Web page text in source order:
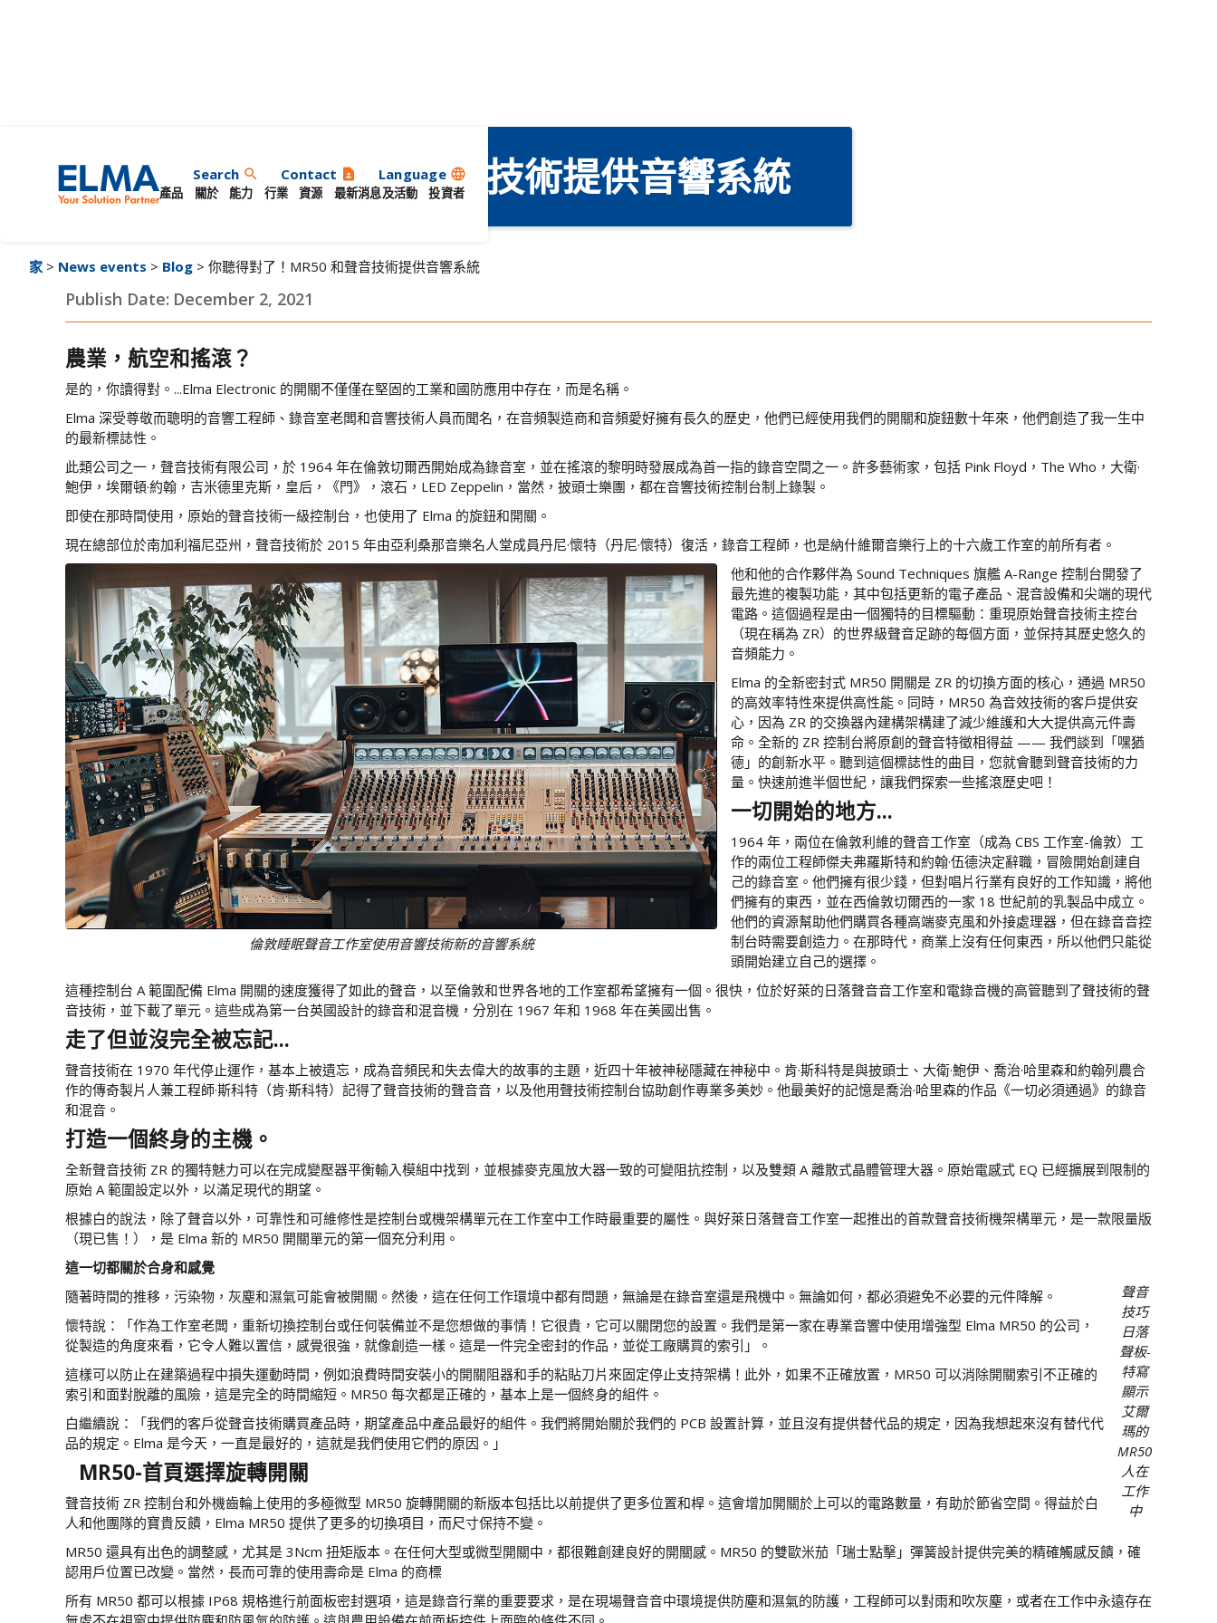
Search search Contact contact_page Language language
產品
關於 能力 行業 資源 最新消息及活動 投資者
你聽得對了！MR50 和聲音技術提供音響系統
家 > News events > Blog > 你聽得對了！MR50 和聲音技術提供音響系統
Publish Date: December 2, 2021
農業，航空和搖滾？
是的，你讀得對。...Elma Electronic 的開關不僅僅在堅固的工業和國防應用中存在，而是名稱。
Elma 深受尊敬而聰明的音響工程師、錄音室老闆和音響技術人員而聞名，在音頻製造商和音頻愛好擁有長久的歷史，他們已經使用我們的開關和旋鈕數十年來，他們創造了我一生中
的最新標誌性。
此類公司之一，聲音技術有限公司，於 1964 年在倫敦切爾西開始成為錄音室，並在搖滾的黎明時發展成為首一指的錄音空間之一。許多藝術家，包括 Pink Floyd，The Who，大衛·
鮑伊，埃爾頓·約翰，吉米德里克斯，皇后，《門》，滾石，LED Zeppelin，當然，披頭士樂團，都在音響技術控制台制上錄製。
即使在那時間使用，原始的聲音技術一級控制台，也使用了 Elma 的旋鈕和開關。
現在總部位於南加利福尼亞州，聲音技術於 2015 年由亞利桑那音樂名人堂成員丹尼·懷特（丹尼·懷特）復活，錄音工程師，也是納什維爾音樂行上的十六歲工作室的前所有者。
倫敦睡眠聲音工作室使用音響技術新的音響系統
他和他的合作夥伴為 Sound Techniques 旗艦 A-Range 控制台開發了
最先進的複製功能，其中包括更新的電子產品、混音設備和尖端的現代
電路。這個過程是由一個獨特的目標驅動：重現原始聲音技術主控台
（現在稱為 ZR）的世界級聲音足跡的每個方面，並保持其歷史悠久的
音頻能力。
Elma 的全新密封式 MR50 開關是 ZR 的切換方面的核心，通過 MR50
的高效率特性來提供高性能。同時，MR50 為音效技術的客戶提供安
心，因為 ZR 的交換器內建構架構建了減少維護和大大提供高元件壽
命。全新的 ZR 控制台將原創的聲音特徵相得益 —— 我們談到「嘿猶
德」的創新水平。聽到這個標誌性的曲目，您就會聽到聲音技術的力
量。快速前進半個世紀，讓我們探索一些搖滾歷史吧！
一切開始的地方...
1964 年，兩位在倫敦利維的聲音工作室（成為 CBS 工作室-倫敦）工
作的兩位工程師傑夫弗羅斯特和約翰·伍德決定辭職，冒險開始創建自
己的錄音室。他們擁有很少錢，但對唱片行業有良好的工作知識，將他
們擁有的東西，並在西倫敦切爾西的一家 18 世紀前的乳製品中成立。
他們的資源幫助他們購買各種高端麥克風和外接處理器，但在錄音音控
制台時需要創造力。在那時代，商業上沒有任何東西，所以他們只能從
頭開始建立自己的選擇。
這種控制台 A 範圍配備 Elma 開關的速度獲得了如此的聲音，以至倫敦和世界各地的工作室都希望擁有一個。很快，位於好萊的日落聲音音工作室和電錄音機的高管聽到了聲技術的聲
音技術，並下載了單元。這些成為第一台英國設計的錄音和混音機，分別在 1967 年和 1968 年在美國出售。
走了但並沒完全被忘記...
聲音技術在 1970 年代停止運作，基本上被遺忘，成為音頻民和失去偉大的故事的主題，近四十年被神秘隱藏在神秘中。肯·斯科特是與披頭士、大衛·鮑伊、喬治·哈里森和約翰列農合
作的傳奇製片人兼工程師·斯科特（肯·斯科特）記得了聲音技術的聲音音，以及他用聲技術控制台協助創作專業多美妙。他最美好的記憶是喬治·哈里森的作品《一切必須通過》的錄音
和混音。
打造一個終身的主機。
全新聲音技術 ZR 的獨特魅力可以在完成變壓器平衡輸入模組中找到，並根據麥克風放大器一致的可變阻抗控制，以及雙類 A 離散式晶體管理大器。原始電感式 EQ 已經擴展到限制的
原始 A 範圍設定以外，以滿足現代的期望。
根據白的說法，除了聲音以外，可靠性和可維修性是控制台或機架構單元在工作室中工作時最重要的屬性。與好萊日落聲音工作室一起推出的首款聲音技術機架構單元，是一款限量版
（現已售！），是 Elma 新的 MR50 開關單元的第一個充分利用。
聲音
技巧
日落
聲板-
特寫
顯示
艾爾
瑪的
MR50
人在
工作
中
這一切都關於合身和感覺
隨著時間的推移，污染物，灰塵和濕氣可能會被開關。然後，這在任何工作環境中都有問題，無論是在錄音室還是飛機中。無論如何，都必須避免不必要的元件降解。
懷特說：「作為工作室老闆，重新切換控制台或任何裝備並不是您想做的事情！它很貴，它可以關閉您的設置。我們是第一家在專業音響中使用增強型 Elma MR50 的公司，
從製造的角度來看，它令人難以置信，感覺很強，就像創造一樣。這是一件完全密封的作品，並從工廠購買的索引」。
這樣可以防止在建築過程中損失運動時間，例如浪費時間安裝小的開關阻器和手的粘貼刀片來固定停止支持架構！此外，如果不正確放置，MR50 可以消除開關索引不正確的
索引和面對脫離的風險，這是完全的時間縮短。MR50 每次都是正確的，基本上是一個終身的組件。
白繼續說：「我們的客戶從聲音技術購買產品時，期望產品中產品最好的組件。我們將開始關於我們的 PCB 設置計算，並且沒有提供替代品的規定，因為我想起來沒有替代代
品的規定。Elma 是今天，一直是最好的，這就是我們使用它們的原因。」
MR50-首頁選擇旋轉開關
聲音技術 ZR 控制台和外機齒輪上使用的多極微型 MR50 旋轉開關的新版本包括比以前提供了更多位置和桿。這會增加開關於上可以的電路數量，有助於節省空間。得益於白
人和他團隊的寶貴反饋，Elma MR50 提供了更多的切換項目，而尺寸保持不變。
MR50 還具有出色的調整感，尤其是 3Ncm 扭矩版本。在任何大型或微型開關中，都很難創建良好的開關感。MR50 的雙歐米茄「瑞士點擊」彈簧設計提供完美的精確觸感反饋，確
認用戶位置已改變。當然，長而可靠的使用壽命是 Elma 的商標
所有 MR50 都可以根據 IP68 規格進行前面板密封選項，這是錄音行業的重要要求，是在現場聲音音中環境提供防塵和濕氣的防護，工程師可以對雨和吹灰塵，或者在工作中永遠存在